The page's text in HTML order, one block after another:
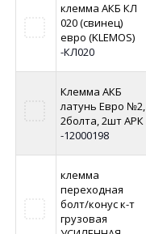
клемма АКБ КЛ
020 (свинец)
евро (KLEMOS)
-КЛ020
Клемма АКБ
латунь Евро №2,
2болта, 2шт АРК
-12000198
клемма
переходная
болт/конус к-т
грузовая